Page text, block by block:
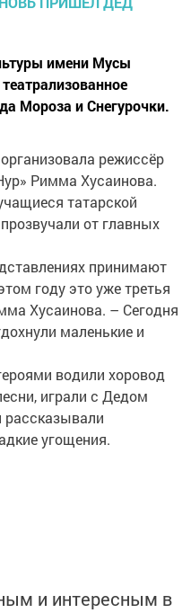
имени Мусы
Мороза и Снегурочки.
режиссёр
Римма Хусаинова.
татарской
от главных
принимают
году это уже третья
Хусаинова. – Сегодня
маленькие и
водили хоровод
играли с Дедом
угощения.
и интересным в